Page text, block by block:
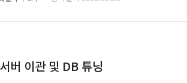
버 이관 및 DB 튜닝